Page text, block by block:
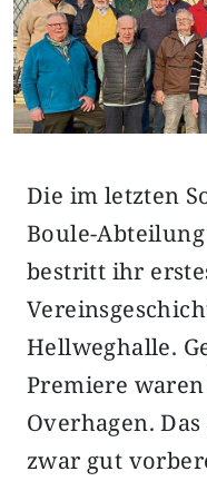
Die im letzten
Boule-
bestritt ihr
Hellweghalle.
Premiere
Overhagen.
zwar gut